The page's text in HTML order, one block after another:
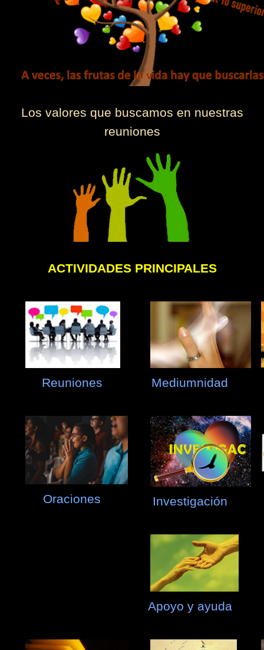
Los valores que buscamos en nuestras
reuniones
ACTIVIDADES PRINCIPALES
Reuniones Mediumnidad
Oraciones Investigación
Apoyo y ayuda